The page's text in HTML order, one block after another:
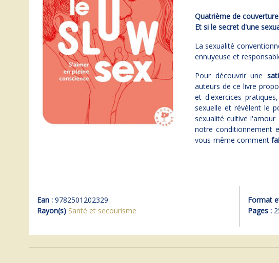
Quatrième de
Et si le secret d'une
La sexualité
ennuyeuse et
Pour découvrir une
auteurs de ce livre
et d'exercices
sexuelle et révèlent le
sexualité cultive l'amour
notre conditionnement
vous-même comment
Ean : 9782501202329
Rayon(s) Santé et secourisme
Format
Pages :